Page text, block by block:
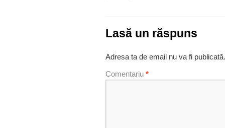
Lasă un răspuns
Adresa ta de email nu va fi publicată.
Comentariu *